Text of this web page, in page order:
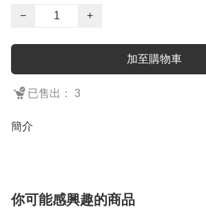
−
+
加至購物車
已售出： 3
簡介
你可能感興趣的商品